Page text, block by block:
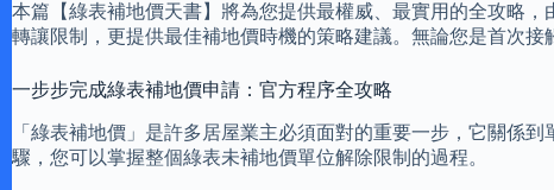
本篇【綠表補地價天書】將為您提供最權威、最實用的全攻略
轉讓限制，更提供最佳補地價時機的策略建議。無論您是首次
一步步完成綠表補地價申請：官方程序全攻略
「綠表補地價」是許多居屋業主必須面對的重要一步，它關係
驟，您可以掌握整個綠表未補地價單位解除限制的過程。